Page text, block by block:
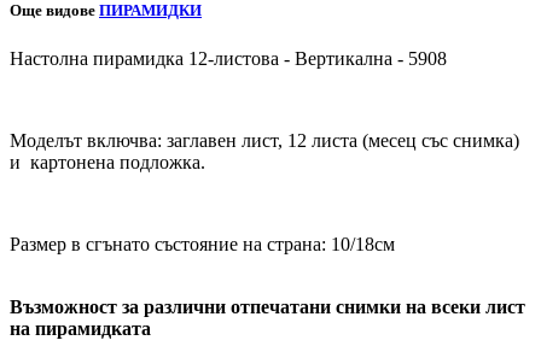
Още видове ПИРАМИДКИ
Настолна пирамидка 12-листова - Вертикална - 5908
Моделът включва: заглавен лист, 12 листа (месец със снимка)
и картонена подложка.
Размер в сгънато състояние на страна: 10/18см
Възможност за различни отпечатани снимки на всеки лист
на пирамидката